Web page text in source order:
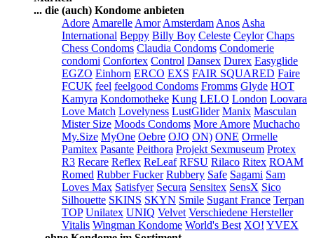
... die (auch) Kondome anbieten
Adore Amarelle Amor Amsterdam Anos Asha
International Beppy Billy Boy Celeste Ceylor Chaps
Chess Condoms Claudia Condoms Condomerie
condomi Confortex Control Dansex Durex Easyglide
EGZO Einhorn ERCO EXS FAIR SQUARED Faire
FCUK feel feelgood Condoms Fromms Glyde HOT
Kamyra Kondomotheke Kung LELO London Loovara
Love Match Lovelyness LustGlider Manix Masculan
Mister Size Moods Condoms More Amore Muchacho
My.Size MyOne Oebre OJO ON) ONE Ormelle
Pamitex Pasante Peithora Projekt Sexmuseum Protex
R3 Recare Reflex ReLeaf RFSU Rilaco Ritex ROAM
Romed Rubber Fucker Rubbery Safe Sagami Sam
Loves Max Satisfyer Secura Sensitex SensX Sico
Silhouette SKINS SKYN Smile Sugant France Terpan
TOP Unilatex UNIQ Velvet Verschiedene Hersteller
Vitalis Wingman Kondome World's Best XO! YVEX